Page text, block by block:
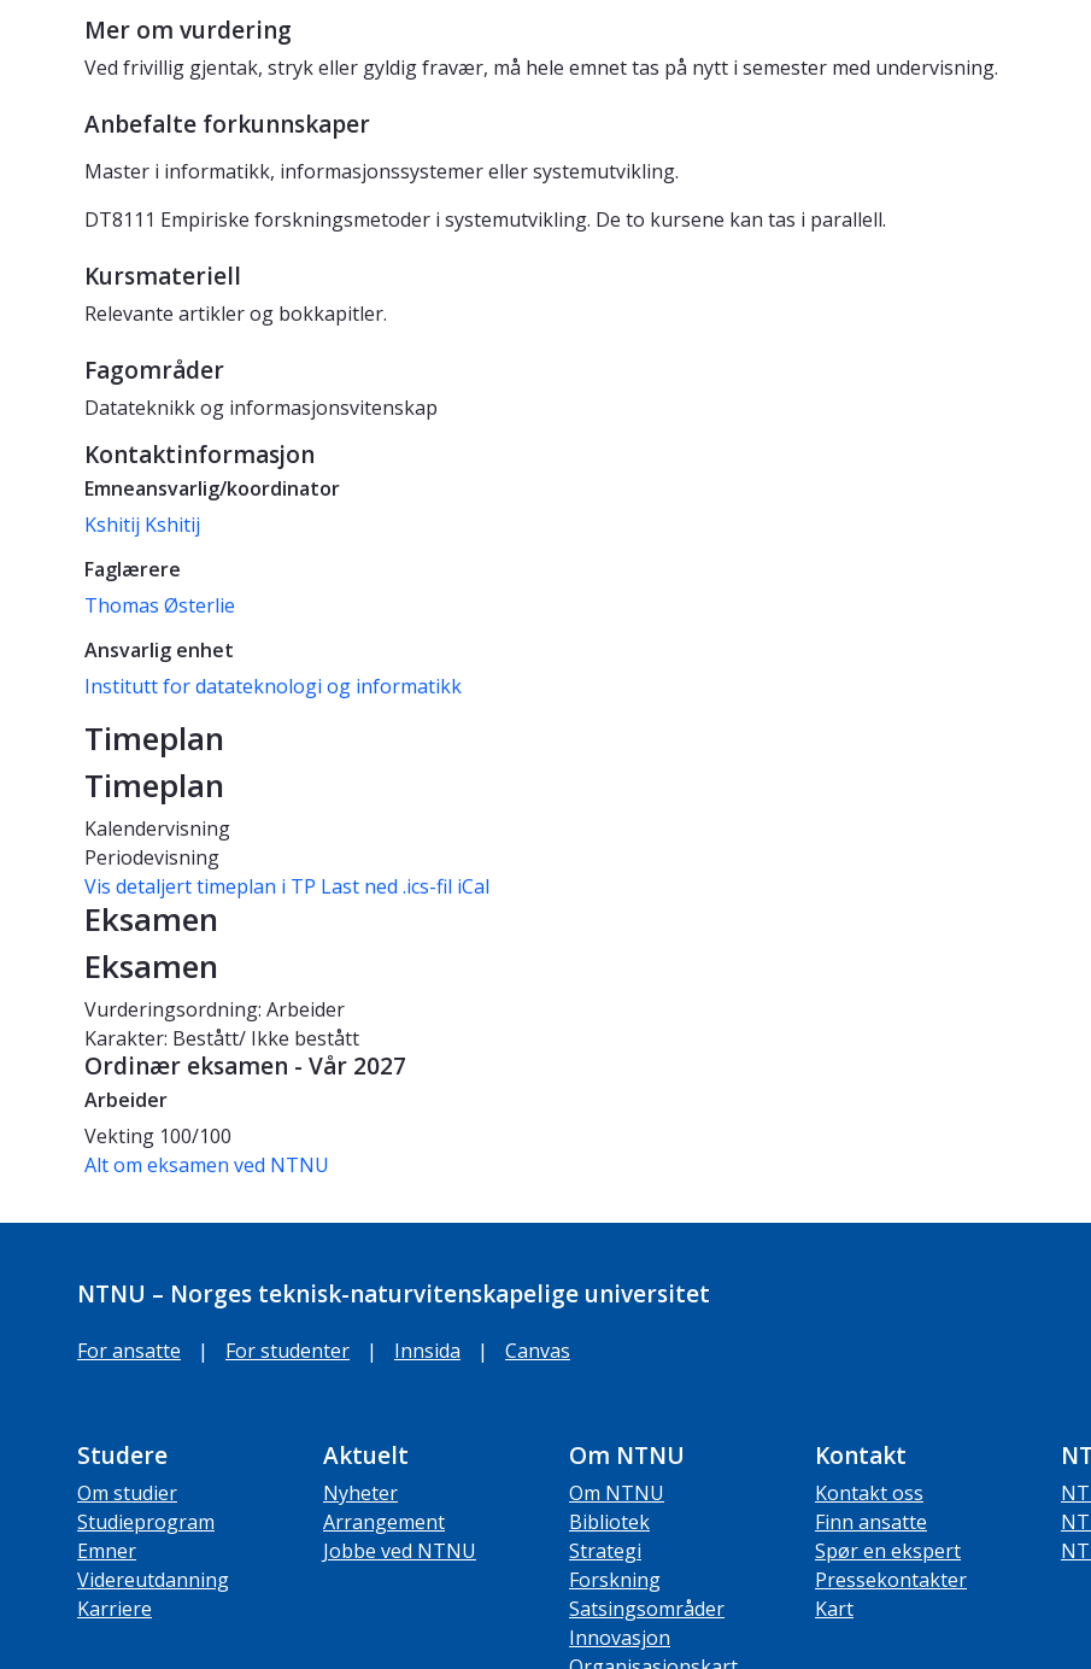
Mer om vurdering
Ved frivillig gjentak, stryk eller gyldig fravær, må hele emnet tas på nytt i semester med undervisning.
Anbefalte forkunnskaper
Master i informatikk, informasjonssystemer eller systemutvikling.
DT8111 Empiriske forskningsmetoder i systemutvikling. De to kursene kan tas i parallell.
Kursmateriell
Relevante artikler og bokkapitler.
Fagområder
Datateknikk og informasjonsvitenskap
Kontaktinformasjon
Emneansvarlig/koordinator
Kshitij Kshitij
Faglærere
Thomas Østerlie
Ansvarlig enhet
Institutt for datateknologi og informatikk
Timeplan
Timeplan
Kalendervisning
Periodevisning
Vis detaljert timeplan i TP Last ned .ics-fil iCal
Eksamen
Eksamen
Vurderingsordning: Arbeider
Karakter: Bestått/ Ikke bestått
Ordinær eksamen - Vår 2027
Arbeider
Vekting 100/100
Alt om eksamen ved NTNU
NTNU – Norges teknisk-naturvitenskapelige universitet
For ansatte | For studenter | Innsida | Canvas
Studere
Om studier
Studieprogram
Emner
Videreutdanning
Karriere
Aktuelt
Nyheter
Arrangement
Jobbe ved NTNU
Om NTNU
Om NTNU
Bibliotek
Strategi
Forskning
Satsingsområder
Innovasjon
Kontakt
Kontakt oss
Finn ansatte
Spør en ekspert
Pressekontakter
Kart